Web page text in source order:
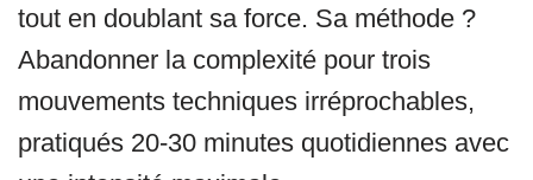
tout en doublant sa force. Sa méthode ?
Abandonner la complexité pour trois
mouvements techniques irréprochables,
pratiqués 20-30 minutes quotidiennes avec